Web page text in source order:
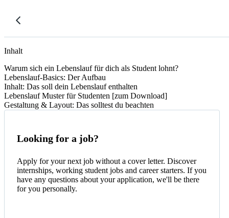
Inhalt
Warum sich ein Lebenslauf für dich als Student lohnt?
Lebenslauf-Basics: Der Aufbau
Inhalt: Das soll dein Lebenslauf enthalten
Lebenslauf Muster für Studenten [zum Download]
Gestaltung & Layout: Das solltest du beachten
Looking for a job?
Apply for your next job without a cover letter. Discover
internships, working student jobs and career starters. If you
have any questions about your application, we'll be there
for you personally.